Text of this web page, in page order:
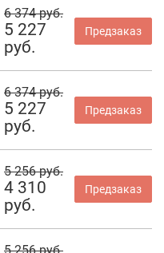
6 374 руб.
5 227
руб.
Предзаказ
6 374 руб.
5 227
руб.
Предзаказ
5 256 руб.
4 310
руб.
Предзаказ